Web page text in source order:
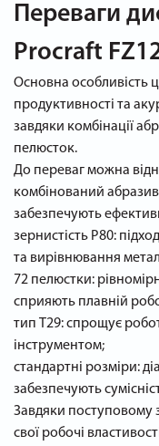
Переваги
Procraft
Основна особливість
продуктивності та
завдяки комбінації
пелюсток.
До переваг можна
комбінований
забезпечують
зернистість P80:
та вирівнювання
72 пелюстки:
сприяють плавній
тип Т29: спрощує
інструментом;
стандартні розміри:
забезпечують
Завдяки поступовому
свої робочі